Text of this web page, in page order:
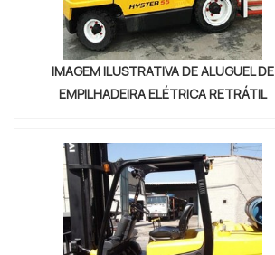
IMAGEM ILUSTRATIVA DE ALUGUEL DE
EMPILHADEIRA ELÉTRICA RETRÁTIL